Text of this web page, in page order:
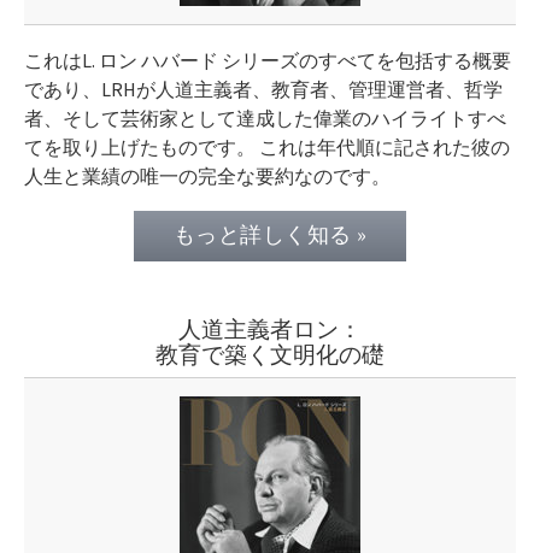
これはL. ロン ハバード シリーズのすべてを包括する概要
であり、LRHが人道主義者、教育者、管理運営者、哲学
者、そして芸術家として達成した偉業のハイライトすべ
てを取り上げたものです。 これは年代順に記された彼の
人生と業績の唯一の完全な要約なのです。
もっと詳しく知る »
人道主義者ロン：
教育で築く文明化の礎